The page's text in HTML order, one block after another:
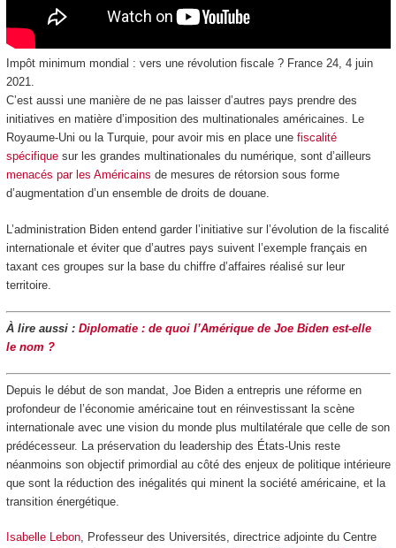
Impôt minimum mondial : vers une révolution fiscale ? France 24, 4 juin
2021.
C’est aussi une manière de ne pas laisser d’autres pays prendre des
initiatives en matière d’imposition des multinationales américaines. Le
Royaume-Uni ou la Turquie, pour avoir mis en place une fiscalité
spécifiquesur les grandes multinationales du numérique, sont d’ailleurs
menacés par les Américains de mesures de rétorsion sous forme
d’augmentation d’un ensemble de droits de douane.
L’administration Biden entend garder l’initiative sur l’évolution de la fiscalité
internationale et éviter que d’autres pays suivent l’exemple français en
taxant ces groupes sur la base du chiffre d’affaires réalisé sur leur
territoire.
À lire aussi : Diplomatie : de quoi l’Amérique de Joe Biden est-elle
le nom ?
Depuis le début de son mandat, Joe Biden a entrepris une réforme en
profondeur de l’économie américaine tout en réinvestissant la scène
internationale avec une vision du monde plus multilatérale que celle de son
prédécesseur. La préservation du leadership des États-Unis reste
néanmoins son objectif primordial au côté des enjeux de politique intérieure
que sont la réduction des inégalités qui minent la société américaine, et la
transition énergétique.
Isabelle Lebon, Professeur des Universités, directrice adjointe du Centre